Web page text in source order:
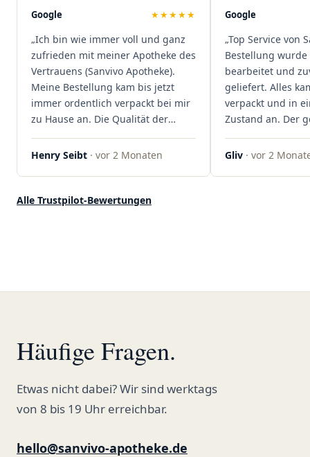
Mal viel Zeit spart. Man merkt,
Kundenzufriedenheit an erster
Stelle stehen. Vielen Dank an das
Team von Sanvivo – ich bin
rundum begeistert!"
Google ★★★★★
„Ich bin wie immer voll und ganz
zufrieden mit meiner Apotheke des
Vertrauens (Sanvivo Apotheke).
Meine Bestellung kam bis jetzt
immer ordentlich verpackt bei mir
zu Hause an. Die Qualität der
Blüten ist auch immer auf einem
hohen Niveau, die Auswahl ist
ordentlich gelagert, ich hatte nur
Henry Seibt · vor 2 Monaten
Google
„Top Service von
Bestellung wurde
bearbeitet und
geliefert. Alles
verpackt und in
Zustand an. Der
war
professionell.
Gliv · vor 2
Alle Trustpilot-Bewertungen
Häufige Fragen.
Etwas nicht dabei? Wir sind werktags
von 8 bis 19 Uhr erreichbar.
hello@sanvivo-apotheke.de